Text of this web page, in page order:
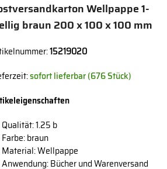
Wellpappe 1-
braun 200 x 100 x 100 mm
15219020
sofort lieferbar (676 Stück)
Qualität: 1.25 b
Farbe: braun
Material: Wellpappe
Anwendung: Bücher und Warenversand